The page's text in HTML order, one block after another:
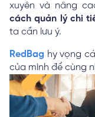
xuyên và nâng
cách quản lý chi
ta cần lưu ý.
RedBag hy vọng
của mình để cùng